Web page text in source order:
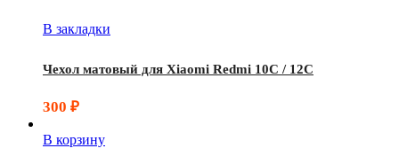
В закладки
Чехол матовый для Xiaomi Redmi 10C / 12C
300 ₽
В корзину